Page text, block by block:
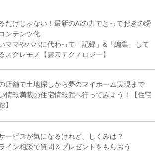
だけじゃない！最新のAIの力でとっておきの瞬
ンテンツ化
ママやパパに代わって「記録」&「編集」して
スグレモノ【雲云テクノロジー】
店舗で土地探しから夢のマイホーム実現まで
情報満載の住宅情報館へ行ってみよう！【住宅
】
ービスが気になるけれど、しくみは？
イン相談で質問＆プレゼントをもらおう